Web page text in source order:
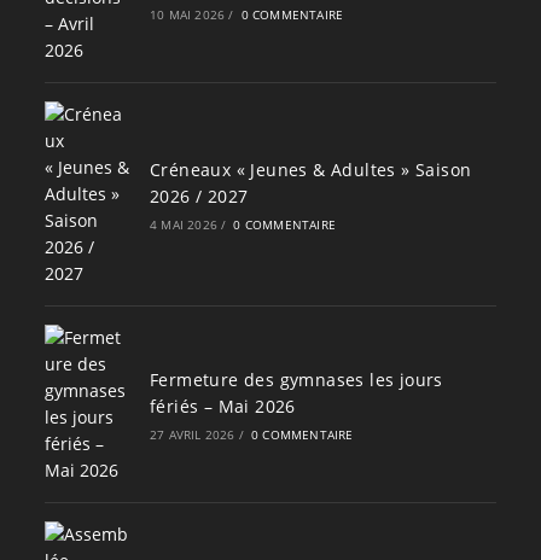
10 MAI 2026 / 0 COMMENTAIRE
Créneaux « Jeunes & Adultes » Saison
2026 / 2027
4 MAI 2026 / 0 COMMENTAIRE
Fermeture des gymnases les jours
fériés – Mai 2026
27 AVRIL 2026 / 0 COMMENTAIRE